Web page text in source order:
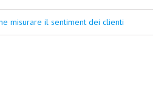
misurare il sentiment dei clienti